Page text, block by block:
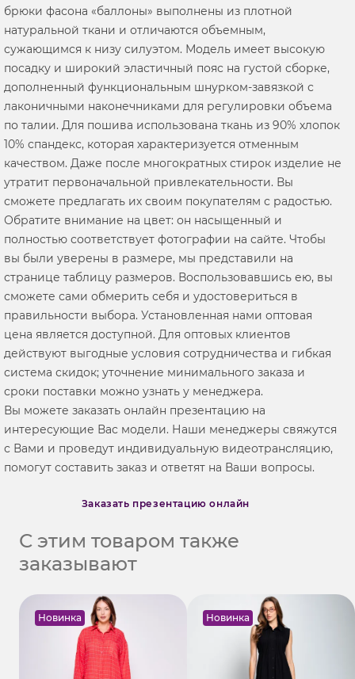
брюки фасона «баллоны» выполнены из плотной
натуральной ткани и отличаются объемным,
сужающимся к низу силуэтом. Модель имеет высокую
посадку и широкий эластичный пояс на густой сборке,
дополненный функциональным шнурком-завязкой с
лаконичными наконечниками для регулировки объема
по талии. Для пошива использована ткань из 90% хлопок
10% спандекс, которая характеризуется отменным
качеством. Даже после многократных стирок изделие не
утратит первоначальной привлекательности. Вы
сможете предлагать их своим покупателям с радостью.
Обратите внимание на цвет: он насыщенный и
полностью соответствует фотографии на сайте. Чтобы
вы были уверены в размере, мы представили на
странице таблицу размеров. Воспользовавшись ею, вы
сможете сами обмерить себя и удостовериться в
правильности выбора. Установленная нами оптовая
цена является доступной. Для оптовых клиентов
действуют выгодные условия сотрудничества и гибкая
система скидок; уточнение минимального заказа и
сроки поставки можно узнать у менеджера.
Вы можете заказать онлайн презентацию на
интересующие Вас модели. Наши менеджеры свяжутся
с Вами и проведут индивидуальную видеотрансляцию,
помогут составить заказ и ответят на Ваши вопросы.
Заказать презентацию онлайн
С этим товаром также
заказывают
Новинка Новинка